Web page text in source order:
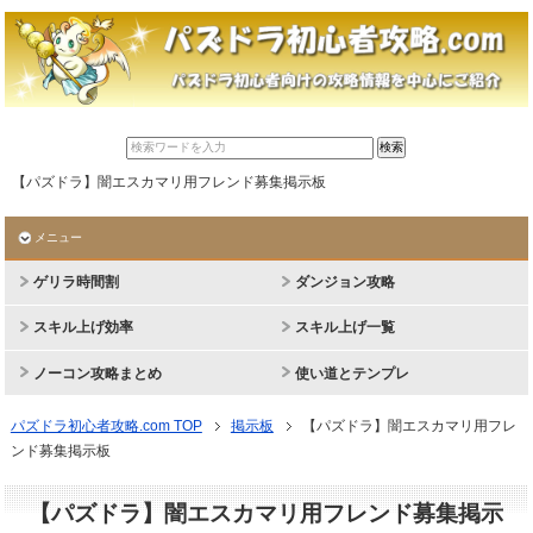
【パズドラ】闇エスカマリ用フレンド募集掲示板
メニュー
ゲリラ時間割 ダンジョン攻略
スキル上げ効率 スキル上げ一覧
ノーコン攻略まとめ 使い道とテンプレ
パズドラ初心者攻略.com TOP 掲示板
【パズドラ】闇エスカマリ用フレ
ンド募集掲示板
【パズドラ】闇エスカマリ用フレンド募集掲示